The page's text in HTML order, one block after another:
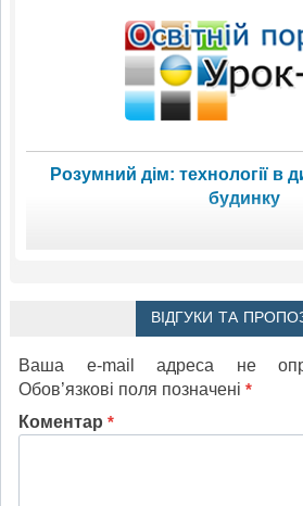
Розумний дім: технології в
будинку
ВІДГУКИ ТА
Ваша e-mail адреса не
Обов’язкові поля позначені *
Коментар *